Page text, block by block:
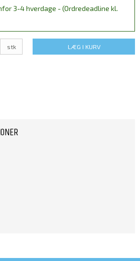
3-4 hverdage - (Ordredeadline kl.
stk LÆG I KURV